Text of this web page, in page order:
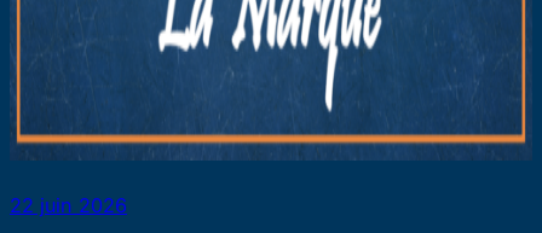
22 juin 2026